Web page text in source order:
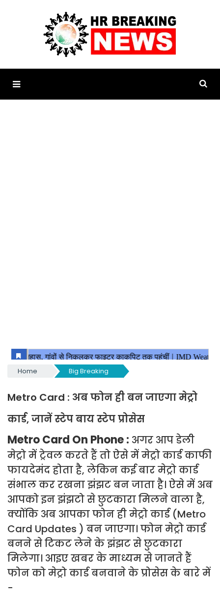
Home Big Breaking
Metro Card : अब फोन ही बन जाएगा मेट्रो
कार्ड, जानें स्टेप बाय स्टेप प्रोसेस
Metro Card On Phone : अगर आप डेली
मेट्रो में ट्रेवल करते हैं तो ऐसे में मेट्रो कार्ड काफी
फायदेमंद होता है, लेकिन कई बार मेट्रो कार्ड
संभाल कर रखना झंझट बन जाता है। ऐसे में अब
आपको इन झंझटो से छुटकारा मिलने वाला है,
क्योंकि अब आपका फोन ही मेट्रो कार्ड (Metro
Card Updates ) बन जाएगा। फोन मेट्रो कार्ड
बनने से टिकट लेने के झंझट से छुटकारा
मिलेगा। आइए खबर के माध्यम से जानते हैं
फोन को मेट्रो कार्ड बनवाने के प्रोसेस के बारे में
-